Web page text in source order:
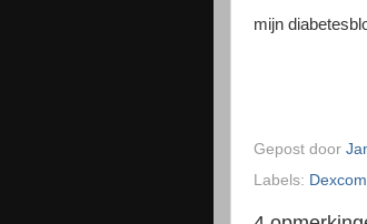
mijn
Gepost door
Labels: Dexcom